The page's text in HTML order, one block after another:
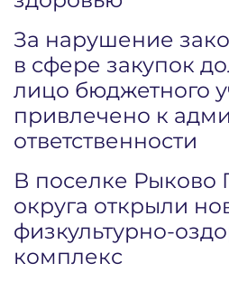
За нарушение
в сфере закупок
лицо бюджетного
привлечено к
ответственности
В поселке Рыково
округа открыли
физкультурно-
комплекс